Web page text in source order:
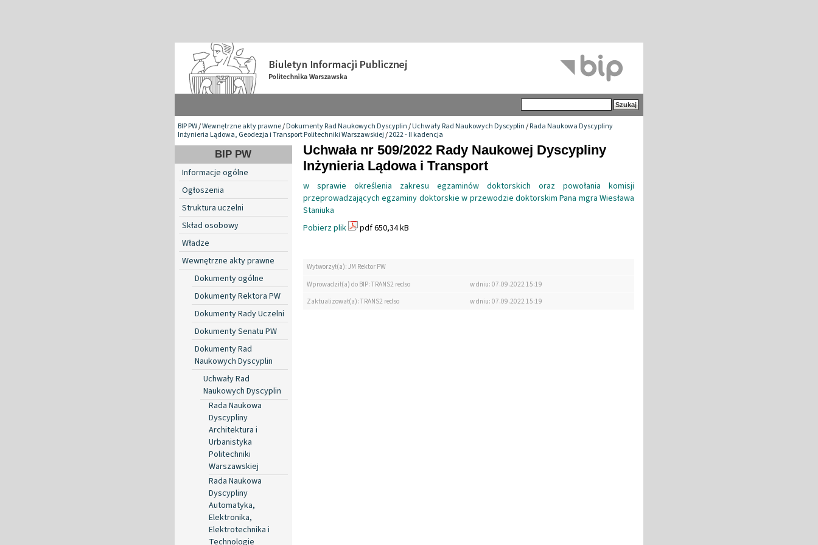
BIP PW/Wewnętrzne akty prawne/Dokumenty Rad Naukowych Dyscyplin/Uchwały Rad Naukowych Dyscyplin/Rada Naukowa Dyscypliny
Inżynieria Lądowa, Geodezja i Transport Politechniki Warszawskiej/2022 - II kadencja
BIP PW
Informacje ogólne
Ogłoszenia
Struktura uczelni
Skład osobowy
Władze
Wewnętrzne akty prawne
Dokumenty ogólne
Dokumenty Rektora PW
Dokumenty Rady Uczelni
Dokumenty Senatu PW
Dokumenty Rad
Naukowych Dyscyplin
Uchwały Rad
Naukowych Dyscyplin
Rada Naukowa
Dyscypliny
Architektura i
Urbanistyka
Politechniki
Warszawskiej
Rada Naukowa
Dyscypliny
Automatyka,
Elektronika,
Elektrotechnika i
Technologie
Uchwała nr 509/2022 Rady Naukowej Dyscypliny
Inżynieria Lądowa i Transport
w sprawie określenia zakresu egzaminów doktorskich oraz powołania komisji
przeprowadzających egzaminy doktorskie w przewodzie doktorskim Pana mgra Wiesława
Staniuka
Pobierz plik
pdf 650,34 kB
Wytworzył(a): JM Rektor PW
Wprowadził(a) do BIP: TRANS2 redso
w dniu: 07.09.2022 15:19
Zaktualizował(a): TRANS2 redso
w dniu: 07.09.2022 15:19